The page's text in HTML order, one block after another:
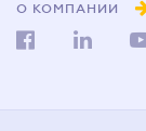
О КОМПАНИИ